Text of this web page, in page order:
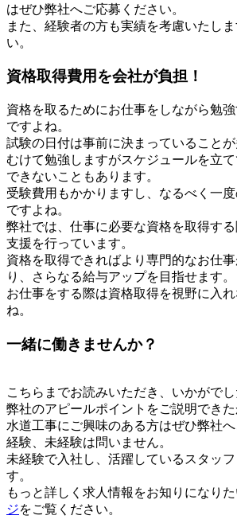
はぜひ弊社へご応募ください。
また、経験者の方も実績を考慮いたし
い。
資格取得費用を会社が負担！
資格を取るためにお仕事をしながら勉
ですよね。
試験の日付は事前に決まっていること
むけて勉強しますがスケジュールを立
できないこともあります。
受験費用もかかりますし、なるべく一
ですよね。
弊社では、仕事に必要な資格を取得す
支援を行っています。
資格を取得できればより専門的なお仕
り、さらなる給与アップを目指せます。
お仕事をする際は資格取得を視野に入
ね。
一緒に働きませんか？
こちらまでお読みいただき、いかがで
弊社のアピールポイントをご説明できた
水道工事にご興味のある方はぜひ弊社へ
経験、未経験は問いません。
未経験で入社し、活躍しているスタッ
す。
もっと詳しく求人情報をお知りになり
ジをご覧ください。